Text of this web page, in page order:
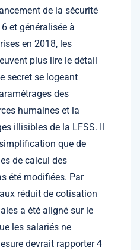
de la sécurité
et généralisée à
en 2018, les
plus lire le détail
secret se logeant
des
humaines et la
illisibles de la LFSS. Il
que de
de calcul des
été modifiées. Par
réduit de cotisation
a été aligné sur le
les salariés ne
devrait rapporter 4